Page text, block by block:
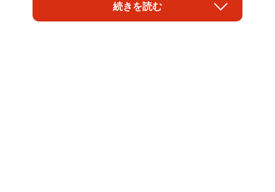
格が切れてから一昨年までの２年間、男性を自宅に住ませ
たことが不法滞在のほう助にあたるとして罪に問われ、昨
続きを読む